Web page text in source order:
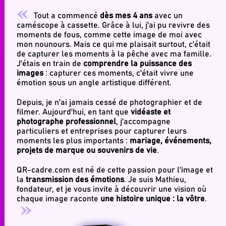
l’auzon !
Tout a commencé dès mes 4 ansavec un
caméscope à cassette. Grâce à lui, j'ai pu revivre des
moments de fous, comme cette image de moi avec
mon nounours. Mais ce qui me plaisait surtout, c'était
de capturer les moments à la pêche avec ma famille.
J'étais en train de comprendre la puissance des
images: capturer ces moments, c'était vivre une
émotion sous un angle artistique différent.
Depuis, je n'ai jamais cessé de photographier et de
filmer. Aujourd'hui, en tant quevidéaste et
photographe professionnel, j'accompagne
particuliers et entreprises pour capturer leurs
moments les plus importants : mariage, événements,
projets de marque ou souvenirs de vie.
QR-cadre.com est né de cette passion pour l'image et
latransmission des émotions. Je suis Mathieu,
fondateur, et je vous invite à découvrir une vision où
chaque image raconte une histoire unique : la vôtre.